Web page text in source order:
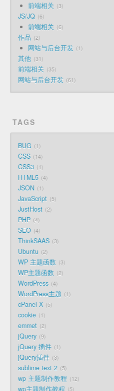
前端相关 3
JS/JQ 6
前端相关 6
作品 2
网站与后台开发 1
其他 31
前端相关 35
网站与后台开发 61
TAGS
BUG 1
CSS 14
CSS3 1
HTML5 4
JSON 1
JavaScript 5
JustHost 2
PHP 4
SEO 4
ThinkSAAS 3
Ubuntu 2
WP 主题函数 3
WP主题函数 2
WordPress 4
WordPress主题 1
cPanel X 5
cookie 1
emmet 2
jQuery 9
jQuery 插件 1
jQuery插件 3
sublime text 2 5
wp 主题制作教程 12
wp主题制作教程 5